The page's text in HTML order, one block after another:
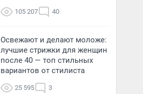
105 207 40
Освежают и делают моложе:
лучшие стрижки для женщин
после 40 — топ стильных
вариантов от стилиста
25 595 3